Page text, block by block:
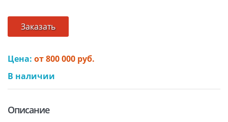
Заказать
Цена: от 800 000 руб.
В наличии
Описание